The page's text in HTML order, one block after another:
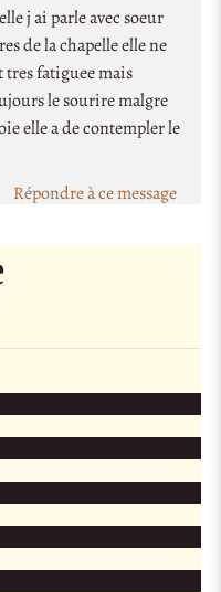
j ai parle avec soeur
de la chapelle elle ne
fatiguee mais
le sourire malgre
elle a de contempler le
Répondre à ce message